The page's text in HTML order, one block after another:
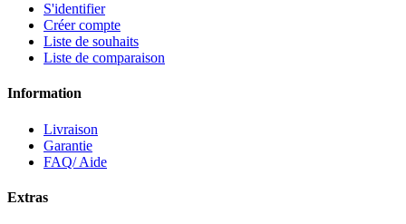
S'identifier
Créer compte
Liste de souhaits
Liste de comparaison
Information
Livraison
Garantie
FAQ/ Aide
Extras